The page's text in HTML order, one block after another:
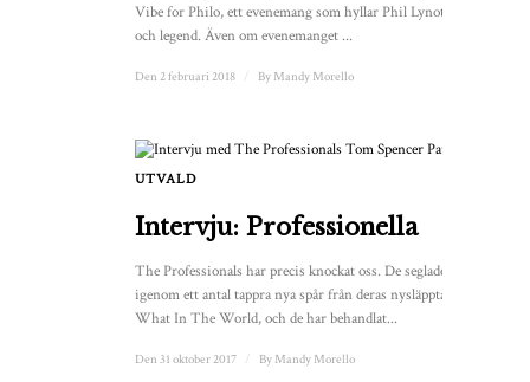
Vibe for Philo, ett evenemang som hyllar Phil Lynotts liv
och legend. Även om evenemanget ...
Den 2 februari 2018 By Mandy Morello
UTVALD
Intervju: Professionella
The Professionals har precis knockat oss. De seglade
igenom ett antal tappra nya spår från deras nysläppta album
What In The World, och de har behandlat...
Den 31 oktober 2017 By Mandy Morello